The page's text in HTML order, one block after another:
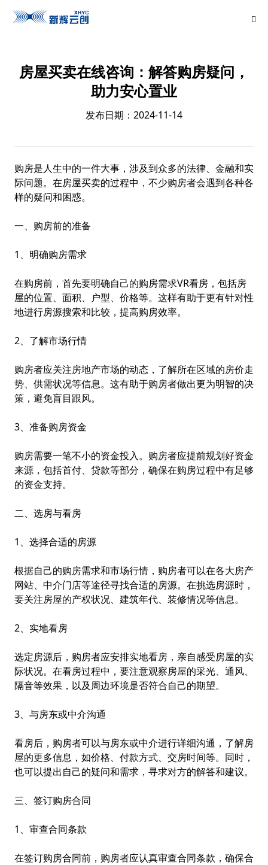
房屋买卖在线咨询：解答购房疑问，
助力安心置业
发布日期：2024-11-14
购房是人生中的一件大事，涉及到众多的法律、金融和实
际问题。在房屋买卖的过程中，不少购房者会遇到各种各
样的疑问和困惑。
一、购房前的准备
1、明确购房需求
在购房前，首先要明确自己的购房需求VR看房 ，包括房
屋的位置、面积、户型、价格等。这样有助于更有针对性
地进行房源搜索和比较，提高购房效率。
2、了解市场行情
购房者应关注房地产市场的动态，了解所在区域的房价走
势、供需状况等信息。这有助于购房者做出更为明智的决
策，避免盲目跟风。
3、准备购房资金
购房需要一笔不小的资金投入。购房者应提前规划好资金
来源，包括首付、贷款等部分，确保在购房过程中有足够
的资金支持。
二、选房与看房
1、选择合适的房源
根据自己的购房需求和市场行情，购房者可以在各大房产
网站、中介门店等途径寻找合适的房源。在挑选房源时，
要关注房屋的产权状况、建筑年代、装修情况等信息。
2、实地看房
选定房源后，购房者应安排实地看房，亲自感受房屋的实
际状况。在看房过程中，要注意观察房屋的采光、通风、
隔音等效果，以及周边环境是否符合自己的期望。
3、与房东或中介沟通
看房后，购房者可以与房东或中介进行详细沟通，了解房
屋的更多信息，如价格、付款方式、交房时间等。同时，
也可以提出自己的疑问和需求，寻求对方的解答和建议。
三、签订购房合同
1、审查合同条款
在签订购房合同前，购房者应认真审查合同条款，确保合